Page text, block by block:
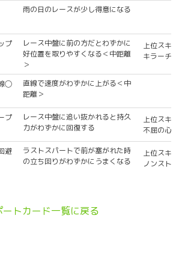
雨の日のレースが少し得意になる
プ
レース中盤に前の方だとわずかに
好位置を取りやすくなる＜中距離
＞
上位スキ
キラーチ
◯
直線で速度がわずかに上がる＜中
距離＞
プ
レース中盤に追い抜かれると持久
力がわずかに回復する
上位スキ
不屈の心
避
ラストスパートで前が塞がれた時
の立ち回りがわずかにうまくなる
上位スキ
ノンスト
ートカード一覧に戻る